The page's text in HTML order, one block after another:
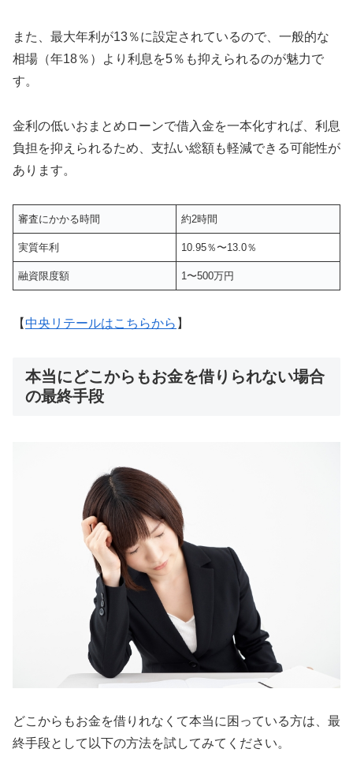
また、最大年利が13％に設定されているので、一般的な
相場（年18％）より利息を5％も抑えられるのが魅力で
す。
金利の低いおまとめローンで借入金を一本化すれば、利息
負担を抑えられるため、支払い総額も軽減できる可能性が
あります。
審査にかかる時間 約2時間
実質年利 10.95％〜13.0％
融資限度額 1〜500万円
【中央リテールはこちらから 】
本当にどこからもお金を借りられない場合
の最終手段
どこからもお金を借りれなくて本当に困っている方は、最
終手段として以下の方法を試してみてください。